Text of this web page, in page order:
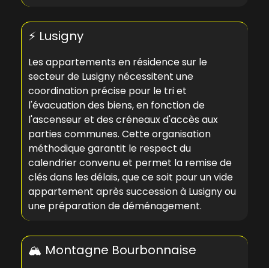
⚡ Lusigny
Les appartements en résidence sur le
secteur de Lusigny nécessitent une
coordination précise pour le tri et
l'évacuation des biens, en fonction de
l'ascenseur et des créneaux d'accès aux
parties communes. Cette organisation
méthodique garantit le respect du
calendrier convenu et permet la remise de
clés dans les délais, que ce soit pour unvide
appartement après succession à Lusignyou
une préparation de déménagement.
🏔️ Montagne Bourbonnaise